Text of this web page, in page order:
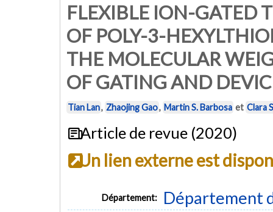
FLEXIBLE ION-GATED
OF POLY-3-
THE MOLECULAR
OF GATING AND
Tian Lan, Zhaojing Gao, Martin S. Barbosa et Clara
Article de revue (2020)
Un lien externe est
Département: Département